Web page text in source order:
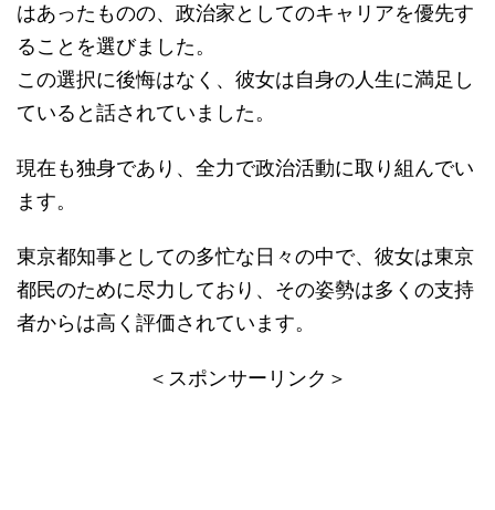
はあったものの、政治家としてのキャリアを優先す
ることを選びました。
この選択に後悔はなく、彼女は自身の人生に満足し
ていると話されていました。
現在も独身であり、全力で政治活動に取り組んでい
ます。
東京都知事としての多忙な日々の中で、彼女は東京
都民のために尽力しており、その姿勢は多くの支持
者からは高く評価されています。
＜スポンサーリンク＞